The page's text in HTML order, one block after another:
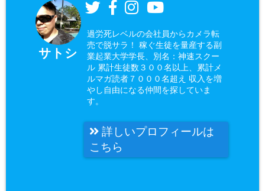
サトシ
過労死レベルの会社員からカメラ転
売で脱サラ！ 稼ぐ生徒を量産する副
業起業大学学長、別名：神速スクー
ル 累計生徒数３００名以上、累計メ
ルマガ読者７０００名超え 収入を増
やし自由になる仲間を探していま
す。
詳しいプロフィールは
こちら